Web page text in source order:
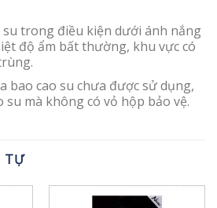
su trong điều kiện dưới ánh nắng
độ ẩm bất thường, khu vực có
bao cao su chưa được sử dụng,
mà không có vỏ hộp bảo vệ.
TỰ